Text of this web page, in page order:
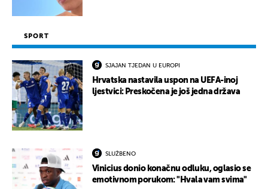
SPORT
SJAJAN TJEDAN U EUROPI
Hrvatska nastavila uspon na UEFA-inoj
ljestvici: Preskočena je još jedna država
SLUŽBENO
Vinicius donio konačnu odluku, oglasio se
emotivnom porukom: "Hvala vam svima"